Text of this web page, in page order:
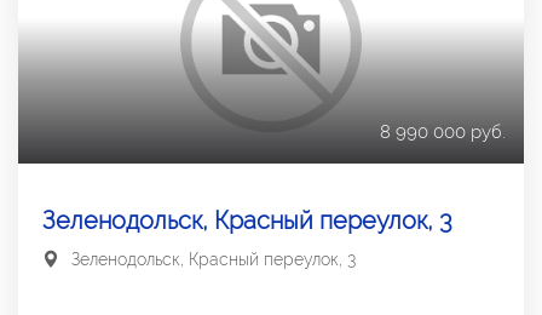
8 990 000 руб.
Зеленодольск, Красный переулок, 3
Зеленодольск, Красный переулок, 3